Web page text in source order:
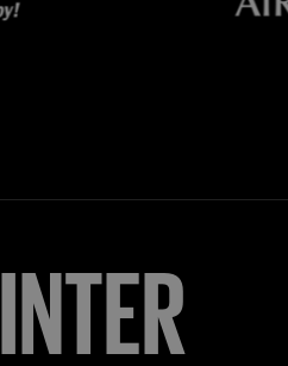
INTER